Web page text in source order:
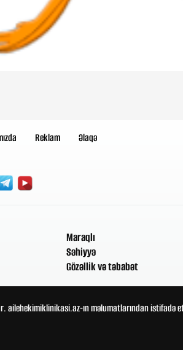
Reklam
Əlaqə
Maraqlı
Səhiyyə
Gözəllik və təbabət
ailehekimiklinikasi.az-ın məlumatlarından